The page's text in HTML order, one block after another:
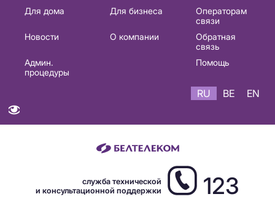
Основная
навигация
Для дома Для бизнеса
Операторам
связи
Новости
О компании
Обратная
связь
Админ.
процедуры
Помощь
RU BE EN
служба технической
и консультационной поддержки
123